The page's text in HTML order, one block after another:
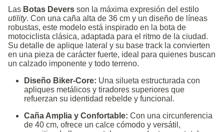
Las Botas Devers son la máxima expresión del estilo
utility. Con una caña alta de 36 cm y un diseño de líneas
robustas, este modelo está inspirado en la bota de
motociclista clásica, adaptada para el ritmo de la ciudad.
Su detalle de aplique lateral y su base track la convierten
en una pieza de carácter fuerte, ideal para quienes buscan
un calzado imponente y todo terreno.
Diseño Biker-Core: Una silueta estructurada con
apliques metálicos y tiradores superiores que
refuerzan su identidad rebelde y funcional.
Caña Amplia y Confortable: Con una circunferencia
de 40 cm, ofrece un calce cómodo y versátil,